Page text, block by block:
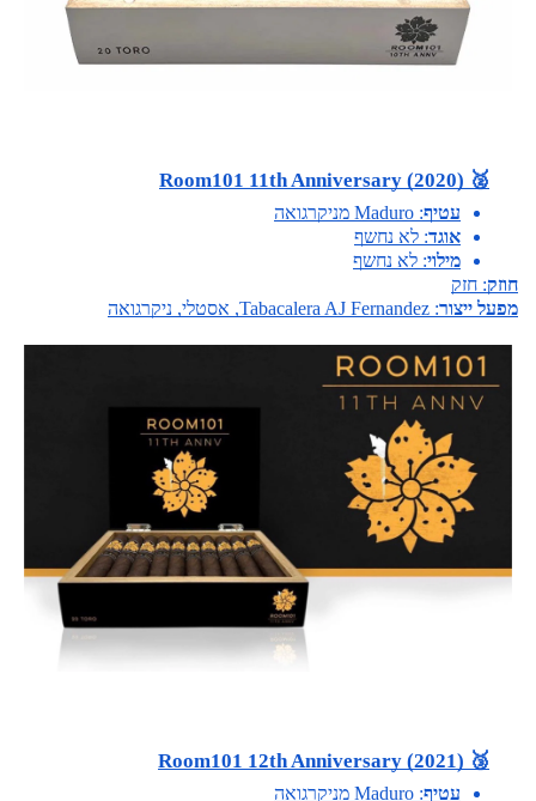
🥈 Room101 11th Anniversary (2020)
עטיף: Maduro מניקרגואה
אוגד: לא נחשף
מילוי: לא נחשף
חוזק: חזק
מפעל ייצור: Tabacalera AJ Fernandez, אסטלי, ניקרגואה
🥉 Room101 12th Anniversary (2021)
עטיף: Maduro מניקרגואה